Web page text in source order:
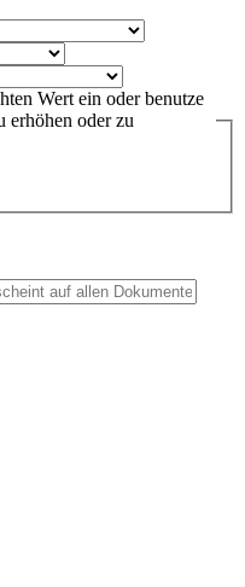
Wert ein oder benutze
erhöhen oder zu